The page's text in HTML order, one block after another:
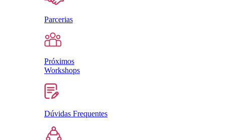
Parcerias
Próximos
Workshops
Dúvidas Frequentes